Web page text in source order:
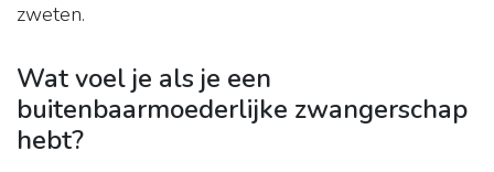
zweten.
Wat voel je als je een
buitenbaarmoederlijke zwangerschap
hebt?